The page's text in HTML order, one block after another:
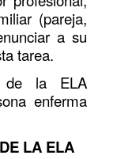
(pareja,
a su
tarea.
de la ELA
enferma
LA ELA